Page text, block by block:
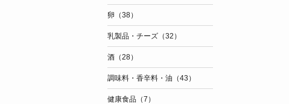
卵（38）
乳製品・チーズ（32）
酒（28）
調味料・香辛料・油（43）
健康食品（7）